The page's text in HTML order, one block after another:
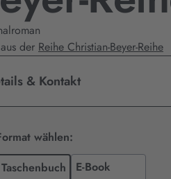
der Reihe Christian-Beyer-Reihe
& Kontakt
wählen:
Taschenbuch
E-Book